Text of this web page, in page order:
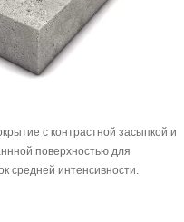
с контрастной засыпкой и
поверхностью для
средней интенсивности.